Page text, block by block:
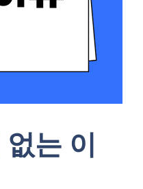
는 이